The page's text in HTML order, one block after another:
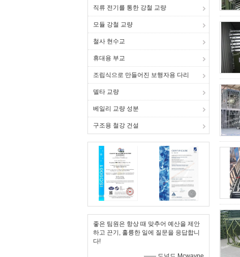
직류 전기를 통한 강철 교량
모듈 강철 교량
철사 현수교
휴대용 부교
조립식으로 만들어진 보행자용 다리
델타 교량
베일리 교량 성분
구조용 철강 건설
좋은 팀원은 항상 때 맞추어 예산을 제안
하고 끈기, 훌륭한 일에 질문을 응답합니
다!